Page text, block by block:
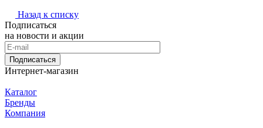
Назад к списку
Подписаться
на новости и акции
Подписаться
Интернет-магазин
Каталог
Бренды
Компания